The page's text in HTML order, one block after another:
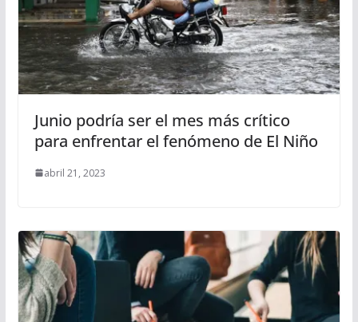
Junio podría ser el mes más crítico
para enfrentar el fenómeno de El Niño
abril 21, 2023